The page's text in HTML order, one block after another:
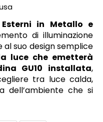
in Metallo e
di illuminazione
suo design semplice
luce che emetterà
GU10 installata,
tra luce calda,
dell’ambiente che si